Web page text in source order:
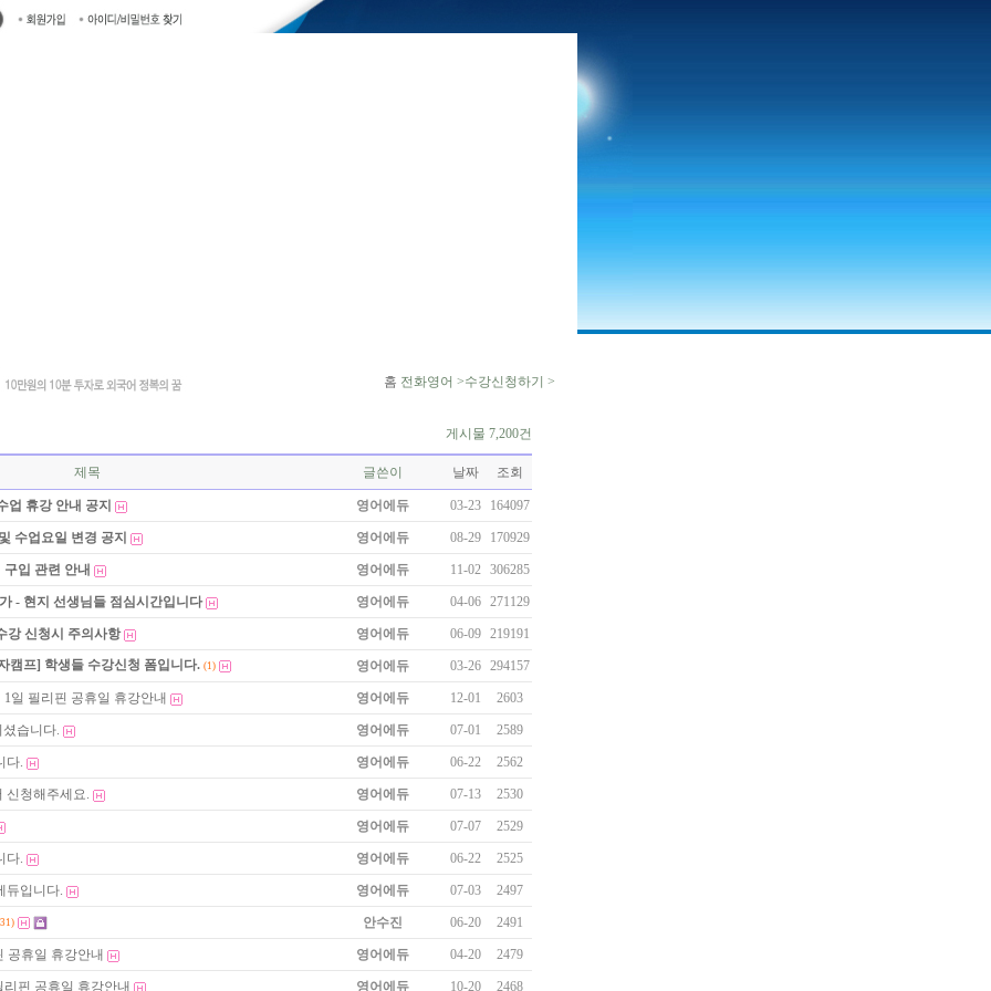
홈 전화영어 >수강신청하기 >
게시물 7,200건
제목 글쓴이 날짜 조회
업 휴강 안내 공지 영어에듀 03-23 164097
수업요일 변경 공지 영어에듀 08-29 170929
입 관련 안내 영어에듀 11-02 306285
- 현지 선생님들 점심시간입니다 영어에듀 04-06 271129
강 신청시 주의사항 영어에듀 06-09 219191
캠프] 학생들 수강신청 폼입니다. (1) 영어에듀 03-26 294157
일 필리핀 공휴일 휴강안내 영어에듀 12-01 2603
습니다. 영어에듀 07-01 2589
다. 영어에듀 06-22 2562
신청해주세요. 영어에듀 07-13 2530
영어에듀 07-07 2529
다. 영어에듀 06-22 2525
듀입니다. 영어에듀 07-03 2497
안수진 06-20 2491
공휴일 휴강안내 영어에듀 04-20 2479
핀 공휴일 휴강안내 영어에듀 10-20 2468